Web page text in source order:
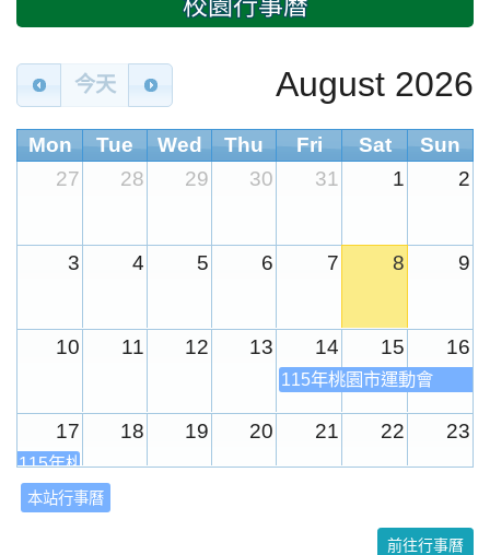
今天 August 2026
Mon Tue Wed Thu Fri Sat
Sun
27
28 29 30 31 1 2
3 4 5 6 7 8 9
10 11 12 13 14 15 16
115年桃園市運動會
17 18 19 20 21 22 23
115年桃園市運動會
24
本站行事曆
前往行事曆